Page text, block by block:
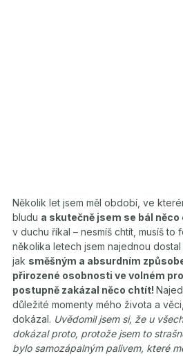
Několik let jsem měl období, ve
bludu a skutečně jsem se bál
v duchu říkal – nesmíš chtít, musíš to
několika letech jsem najednou dostal
jak směšným a absurdním
přirozené osobnosti ve volném
postupně zakázal něco chtít!
důležité momenty mého života a
dokázal. Uvědomil jsem si, že u
dokázal proto, protože jsem to
bylo samozápalným palivem, které